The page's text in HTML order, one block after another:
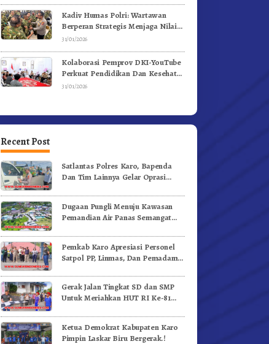
Kadiv Humas Polri: Wartawan
Berperan Strategis Menjaga Nilai
Kebangsaan, Demokrasi, dan NKRI
31/01/2026
Kolaborasi Pemprov DKI-YouTube
Perkuat Pendidikan Dan Kesehatan
Mental
31/01/2026
Recent Post
Satlantas Polres Karo, Bapenda
Dan Tim Lainnya Gelar Oprasi
Dugaan Pungli Menuju Kawasan
Pemandian Air Panas Semangat
Videokan!
Pemkab Karo Apresiasi Personel
Satpol PP, Linmas, Dan Pemadam
Gerak Jalan Tingkat SD dan SMP
Untuk Meriahkan HUT RI Ke-81
Ketua Demokrat Kabupaten Karo
Pimpin Laskar Biru Bergerak.!